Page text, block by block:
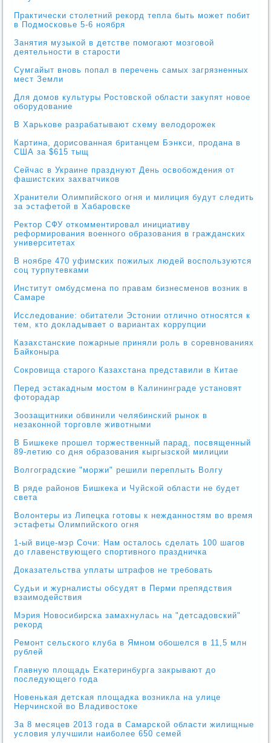
Практически столетний рекорд тепла быть может побит
в Подмосковье 5-6 ноября
Занятия музыкой в детстве помогают мозговой
деятельности в старости
Сумгайыт вновь попал в перечень самых загрязненных
мест Земли
Для домов культуры Ростовской области закупят новое
оборудование
В Харькове разрабатывают схему велодорожек
Картина, дорисованная британцем Бэнкси, продана в
США за $615 тыщ
Сейчас в Украине празднуют День освобождения от
фашистских захватчиков
Хранители Олимпийского огня и милиция будут следить
за эстафетой в Хабаровске
Ректор СФУ откомментировал инициативу
реформирования военного образования в гражданских
университетах
В ноябре 470 уфимских пожилых людей воспользуются
соц турпутевками
Институт омбудсмена по правам бизнесменов возник в
Самаре
Исследование: обитатели Эстонии отлично относятся к
тем, кто докладывает о вариантах коррупции
Казахстанские пожарные приняли роль в соревнованиях
Байконыра
Сокровища старого Казахстана представили в Китае
Перед эстакадным мостом в Калининграде установят
фоторадар
Зоозащитники обвинили челябинский рынок в
незаконной торговле животными
В Бишкеке прошел торжественный парад, посвященный
89-летию со дня образования кыргызской милиции
Волгоградские "моржи" решили переплыть Волгу
В ряде районов Бишкека и Чуйской области не будет
света
Волонтеры из Липецка готовы к нежданностям во время
эстафеты Олимпийского огня
1-ый вице-мэр Сочи: Нам осталось сделать 100 шагов
до главенствующего спортивного праздничка
Доказательства уплаты штрафов не требовать
Судьи и журналисты обсудят в Перми препядствия
взаимодействия
Мэрия Новосибирска замахнулась на "детсадовский"
рекорд
Ремонт сельского клуба в Ямном обошелся в 11,5 млн
рублей
Главную площадь Екатеринбурга закрывают до
последующего года
Новенькая детская площадка возникла на улице
Нерчинской во Владивостоке
За 8 месяцев 2013 года в Самарской области жилищные
условия улучшили наиболее 650 семей